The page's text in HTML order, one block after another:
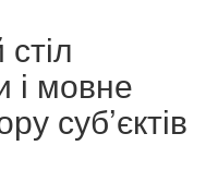
і мовне
суб’єктів